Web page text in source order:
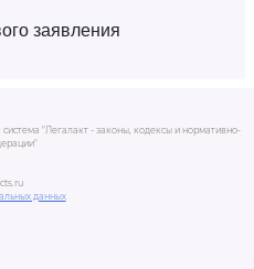
заявления
"Легалакт - законы, кодексы и нормативно-
данных